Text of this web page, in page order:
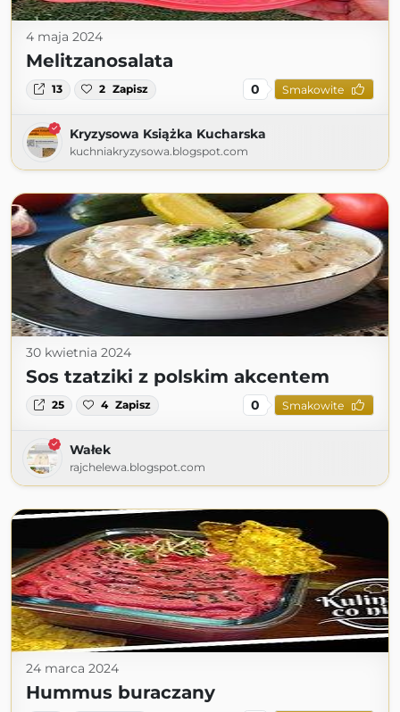
4 maja 2024
Melitzanosalata
13 2 Zapisz 0 Smakowite
Kryzysowa Książka Kucharska
kuchniakryzysowa.blogspot.com
30 kwietnia 2024
Sos tzatziki z polskim akcentem
25 4 Zapisz 0 Smakowite
Wałek
rajchelewa.blogspot.com
24 marca 2024
Hummus buraczany